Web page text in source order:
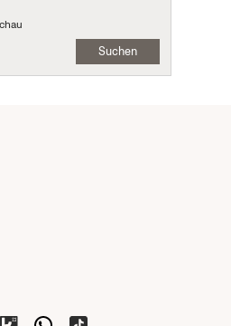
Suchen